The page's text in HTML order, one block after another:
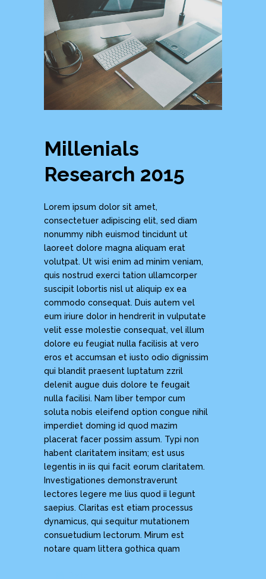
Millenials
Research 2015
Lorem ipsum dolor sit amet,
consectetuer adipiscing elit, sed diam
nonummy nibh euismod tincidunt ut
laoreet dolore magna aliquam erat
volutpat. Ut wisi enim ad minim veniam,
quis nostrud exerci tation ullamcorper
suscipit lobortis nisl ut aliquip ex ea
commodo consequat. Duis autem vel
eum iriure dolor in hendrerit in vulputate
velit esse molestie consequat, vel illum
dolore eu feugiat nulla facilisis at vero
eros et accumsan et iusto odio dignissim
qui blandit praesent luptatum zzril
delenit augue duis dolore te feugait
nulla facilisi. Nam liber tempor cum
soluta nobis eleifend option congue nihil
imperdiet doming id quod mazim
placerat facer possim assum. Typi non
habent claritatem insitam; est usus
legentis in iis qui facit eorum claritatem.
Investigationes demonstraverunt
lectores legere me lius quod ii legunt
saepius. Claritas est etiam processus
dynamicus, qui sequitur mutationem
consuetudium lectorum. Mirum est
notare quam littera gothica quam